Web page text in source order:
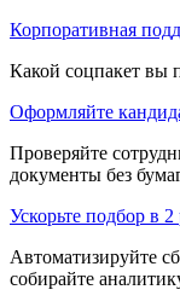
Корпоративная
Какой соцпакет вы
Оформляйте
Проверяйте
документы без
Ускорьте подбор в 2
Автоматизируйте
собирайте